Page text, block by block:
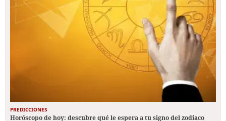
PREDICCIONES
Horóscopo de hoy: descubre qué le espera a tu signo del zodiaco